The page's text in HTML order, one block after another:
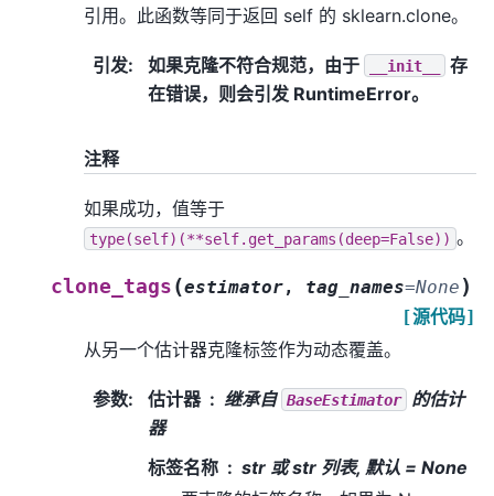
引用。此函数等同于返回 self 的 sklearn.clone。
引发: 如果克隆不符合规范，由于 __init__
存
在错误，则会引发 RuntimeError。
注释
如果成功，值等于
type(self)(**self.get_params(deep=False)) 。
clone_tags (estimator, tag_names=None )
[源代码]
从另一个估计器克隆标签作为动态覆盖。
参数: 估计器 继承自 BaseEstimator
的估计
器
标签名称
str 或 str 列表, 默认 = None